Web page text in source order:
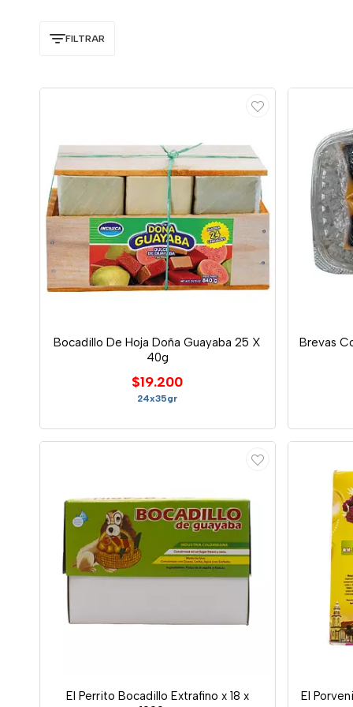
FILTRAR
Bocadillo De Hoja Doña Guayaba 25 X
40g
$19.200
24x35gr
Brevas
El Perrito Bocadillo Extrafino x 18 x
El